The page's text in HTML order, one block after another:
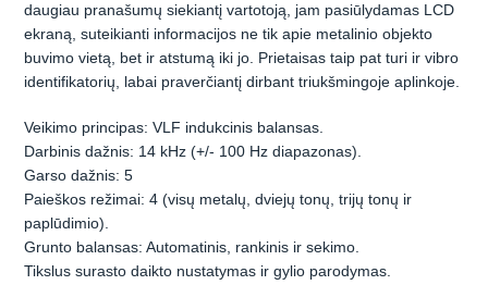
daugiau pranašumų siekiantį vartotoją, jam pasiūlydamas LCD
ekraną, suteikianti informacijos ne tik apie metalinio objekto
buvimo vietą, bet ir atstumą iki jo. Prietaisas taip pat turi ir vibro
identifikatorių, labai praverčiantį dirbant triukšmingoje aplinkoje.
Veikimo principas: VLF indukcinis balansas.
Darbinis dažnis: 14 kHz (+/- 100 Hz diapazonas).
Garso dažnis: 5
Paieškos režimai: 4 (visų metalų, dviejų tonų, trijų tonų ir
paplūdimio).
Grunto balansas: Automatinis, rankinis ir sekimo.
Tikslus surasto daikto nustatymas ir gylio parodymas.